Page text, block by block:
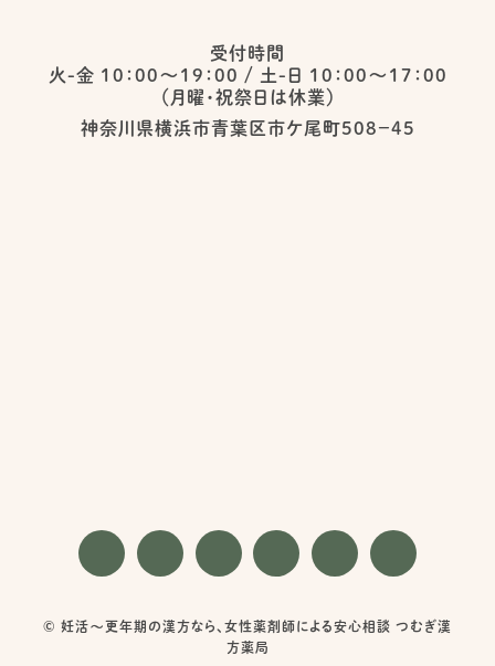
受付時間
火-金 10：00〜19：00 / 土-日 10：00〜17：00
（月曜・祝祭日は休業）
神奈川県横浜市青葉区市ケ尾町５０８−４５
© 妊活〜更年期の漢方なら、女性薬剤師による安心相談 つむぎ漢
方薬局